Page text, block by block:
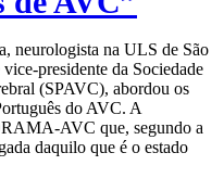
neurologista na ULS de São
presidente da Sociedade
(SPAVC), abordou os
do AVC. A
AVC que, segundo a
daquilo que é o estado